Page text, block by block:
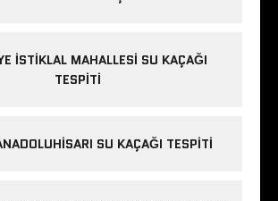
İSTIKLAL MAHALLESI SU KAÇAĞI
TESPITI
SU KAÇAĞI TESPITI